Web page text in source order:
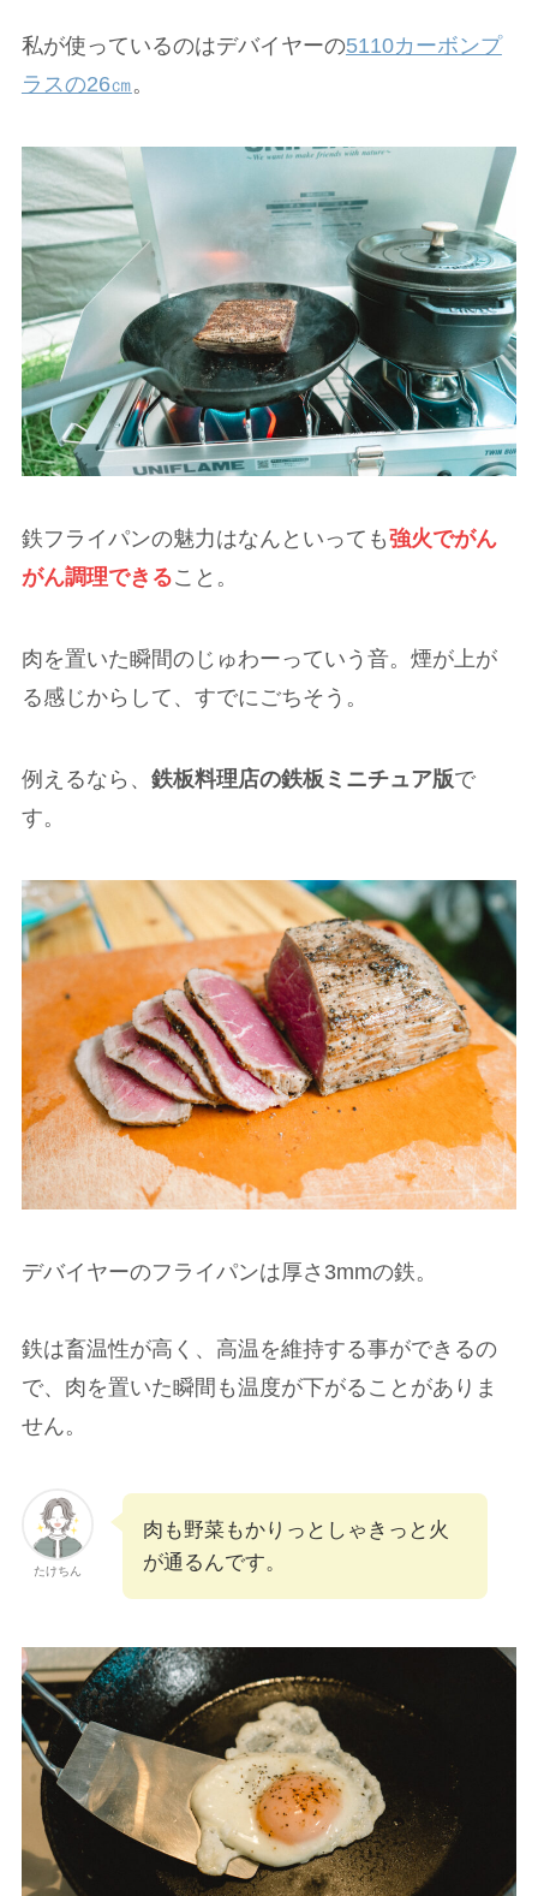
私が使っているのはデバイヤーの5110カーボンプ
ラスの26㎝。
鉄フライパンの魅力はなんといっても強火でがん
がん調理できること。
肉を置いた瞬間のじゅわーっていう音。煙が上が
る感じからして、すでにごちそう。
例えるなら、 鉄板料理店の鉄板ミニチュア版で
す。
デバイヤーのフライパンは厚さ3mmの鉄。
鉄は畜温性が高く、高温を維持する事ができるの
で、肉を置いた瞬間も温度が下がることがありま
せん。
たけちん
肉も野菜もかりっとしゃきっと火
が通るんです。